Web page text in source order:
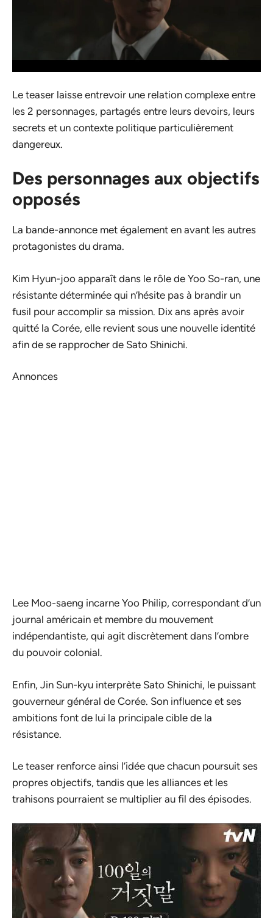
Le teaser laisse entrevoir une relation complexe entre
les 2 personnages, partagés entre leurs devoirs, leurs
secrets et un contexte politique particulièrement
dangereux.
Des personnages aux objectifs
opposés
La bande-annonce met également en avant les autres
protagonistes du drama.
Kim Hyun-joo apparaît dans le rôle de Yoo So-ran, une
résistante déterminée qui n’hésite pas à brandir un
fusil pour accomplir sa mission. Dix ans après avoir
quitté la Corée, elle revient sous une nouvelle identité
afin de se rapprocher de Sato Shinichi.
Annonces
Lee Moo-saeng incarne Yoo Philip, correspondant d’un
journal américain et membre du mouvement
indépendantiste, qui agit discrètement dans l’ombre
du pouvoir colonial.
Enfin, Jin Sun-kyu interprète Sato Shinichi, le puissant
gouverneur général de Corée. Son influence et ses
ambitions font de lui la principale cible de la
résistance.
Le teaser renforce ainsi l’idée que chacun poursuit ses
propres objectifs, tandis que les alliances et les
trahisons pourraient se multiplier au fil des épisodes.